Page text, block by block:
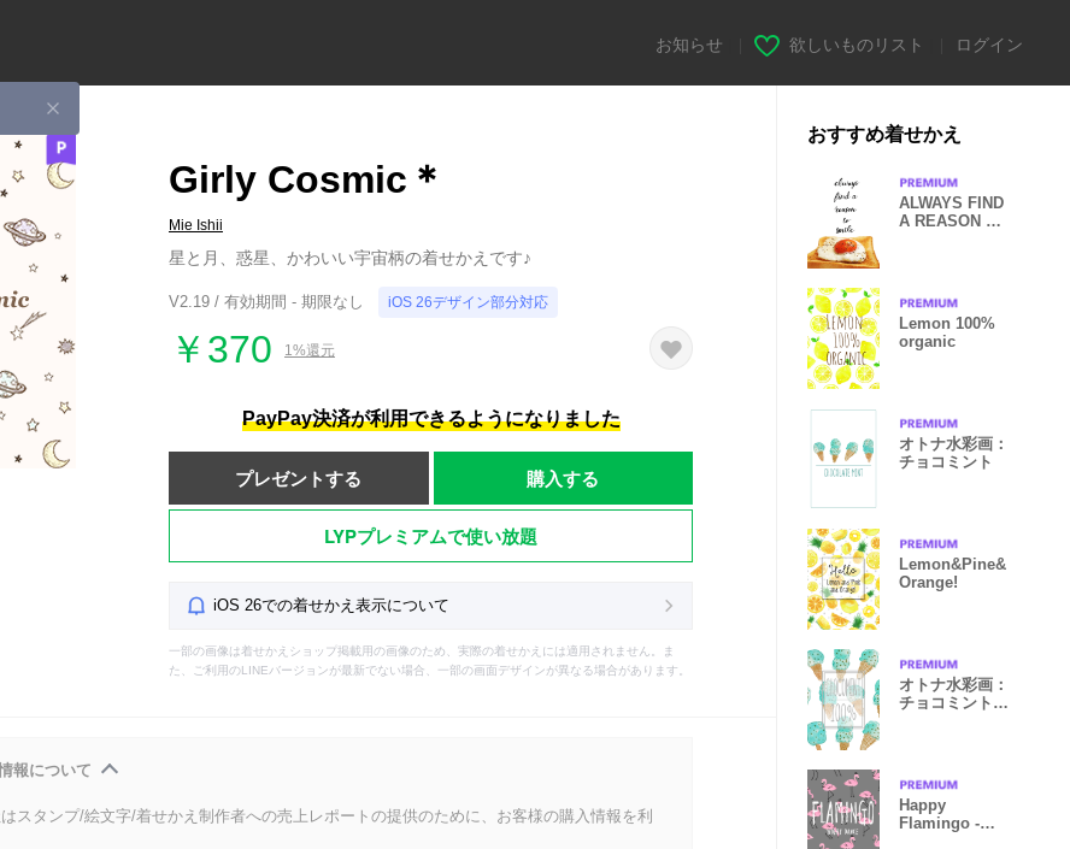
お知らせ 欲しいものリスト ログイン
Girly Cosmic＊
Mie Ishii
星と月、惑星、かわいい宇宙柄の着せかえです♪
V2.19 / 有効期間 - 期限なし iOS 26デザイン部分対応
￥370 1%還元
PayPay決済が利用できるようになりました
プレゼントする 購入する
LYPプレミアムで使い放題
iOS 26での着せかえ表示について
一部の画像は着せかえショップ掲載用の画像のため、実際の着せかえには適用されません。ま
た、ご利用のLINEバージョンが最新でない場合、一部の画面デザインが異なる場合があります。
報について
スタンプ/絵文字/着せかえ制作者への売上レポートの提供のために、お客様の購入情報を利
おすすめ着せかえ
ALWAYS FIND
A REASON TO
Lemon 100%
organic
オトナ水彩画：
チョコミント
Lemon&Pine&
Orange!
オトナ水彩画：
チョコミント
Happy
Flamingo -